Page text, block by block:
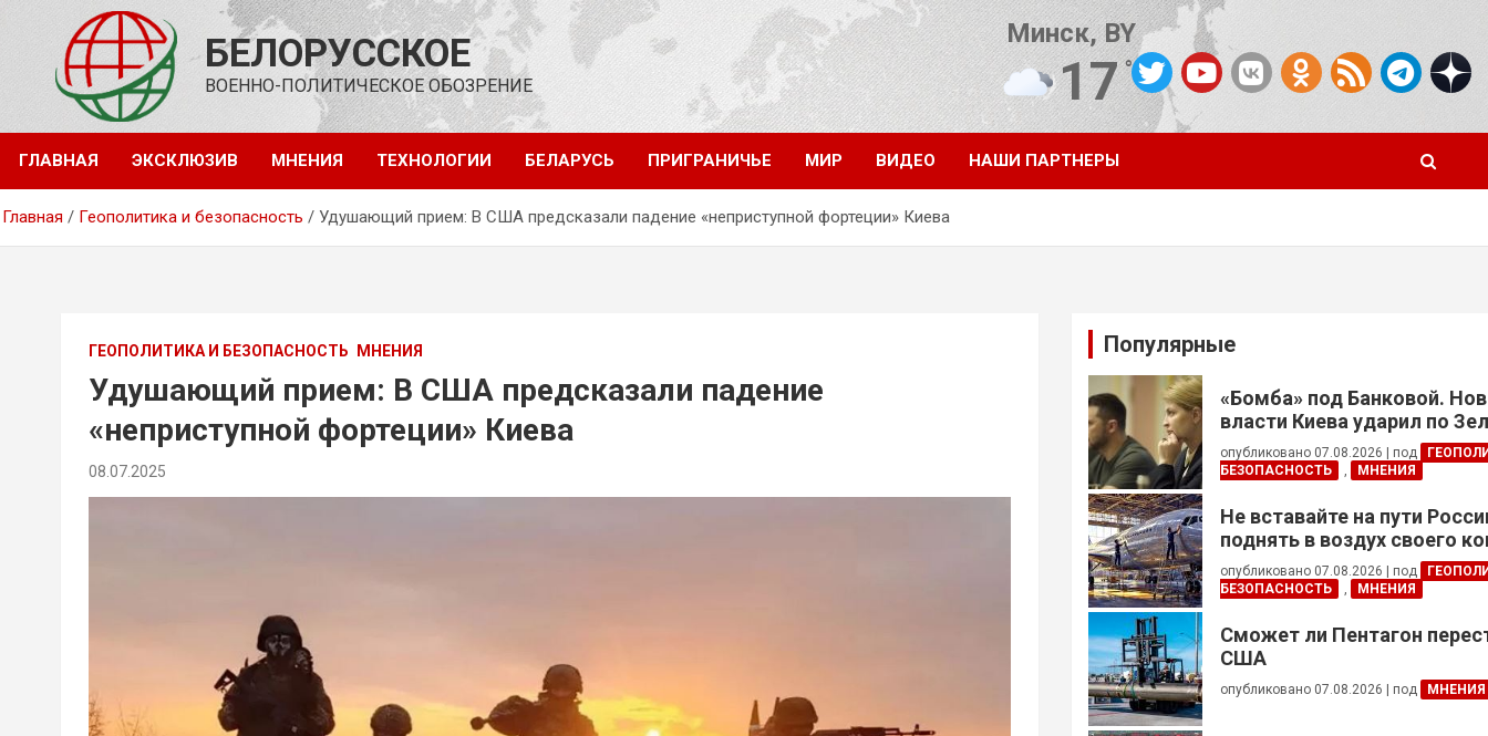
содержимому
БЕЛОРУССКОЕ
ВОЕННО-ПОЛИТИЧЕСКОЕ ОБОЗРЕНИЕ
Минск, BY
17°C
Погода от OpenWeatherMap
ГЛАВНАЯ ЭКСКЛЮЗИВ МНЕНИЯ ТЕХНОЛОГИИ БЕЛАРУСЬ ПРИГРАНИЧЬЕ МИР ВИДЕО НАШИ ПАРТНЕРЫ
Главная Геополитика и безопасность Удушающий прием: В США предсказали падение «неприступной фортеции» Киева
ГЕОПОЛИТИКА И БЕЗОПАСНОСТЬ МНЕНИЯ
Удушающий прием: В США предсказали падение
«неприступной фортеции» Киева
08.07.2025
Популярные
«Бомба» под Банковой.
власти Киева ударил по
опубликовано 07.08.2026 под
БЕЗОПАСНОСТЬ
, МНЕНИЯ
Не вставайте на пути
поднять в воздух своего
опубликовано 07.08.2026 под
БЕЗОПАСНОСТЬ
, МНЕНИЯ
Сможет ли Пентагон
США
опубликовано 07.08.2026 под МНЕНИЯ